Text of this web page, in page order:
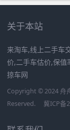
关于本站
来淘车,线上二手车
价,二手车估价,保值
掠车网
Copyright © 2024 舟
Reserved.
冀ICP备